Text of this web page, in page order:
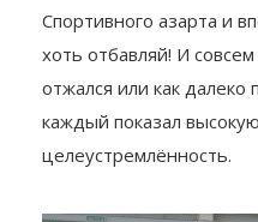
Спортивного азарта и
хоть отбавляй! И
отжался или как далеко
каждый показал
целеустремлённость.